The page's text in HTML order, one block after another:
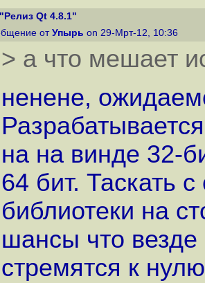
"Релиз Qt 4.8.1"
от Упырь on 29-Мрт-12, 10:36
> а что мешает
ненене,
на на винде 32-
64 бит. Таскать
библиотеки на
шансы что везде
стремятся к